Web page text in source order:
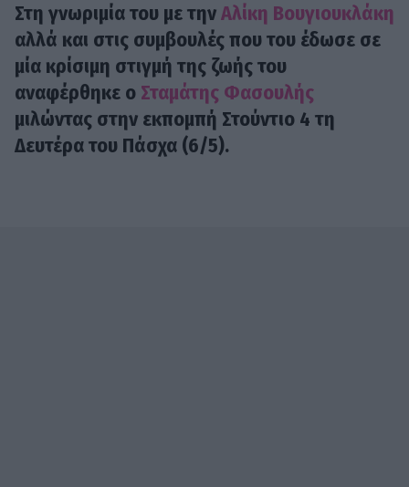
Στη γνωριμία του με τηνΑλίκη Βουγιουκλάκη
αλλά και στις συμβουλές που του έδωσε σε
μία κρίσιμη στιγμή της ζωής του
αναφέρθηκε ο Σταμάτης Φασουλής
μιλώντας στην εκπομπή Στούντιο 4 τη
Δευτέρα του Πάσχα (6/5).